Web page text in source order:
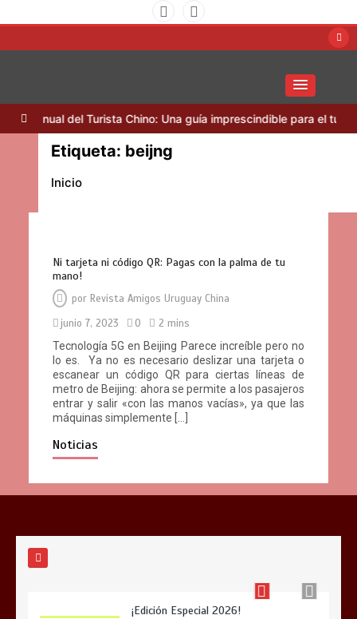
al
contenido
Manual del Turista Chino: Una guía imprescindible para el
Etiqueta: beijng
Inicio
Ni tarjeta ni código QR: Pagas con la palma de tu
mano!
por Revista Amigos Uruguay China
junio 7, 2023
0
2 mins
Tecnología 5G en Beijing Parece increíble pero no
lo es. Ya no es necesario deslizar una tarjeta o
escanear un código QR para ciertas líneas de
metro de Beijing: ahora se permite a los pasajeros
entrar y salir «con las manos vacías», ya que las
máquinas simplemente […]
Noticias
imprescindible para el turismo del
¡Edición Especial 2026!